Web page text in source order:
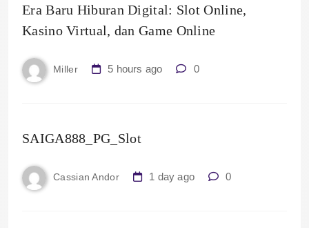
Era Baru Hiburan Digital: Slot Online,
Kasino Virtual, dan Game Online
Miller 5 hours ago 0
SAIGA888_PG_Slot
Cassian Andor 1 day ago 0